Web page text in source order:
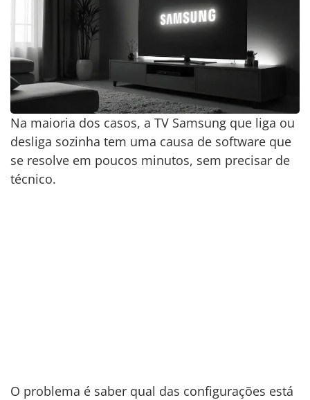
Na maioria dos casos, a TV Samsung que liga ou
desliga sozinha tem uma causa de software que
se resolve em poucos minutos, sem precisar de
técnico.
O problema é saber qual das configurações está